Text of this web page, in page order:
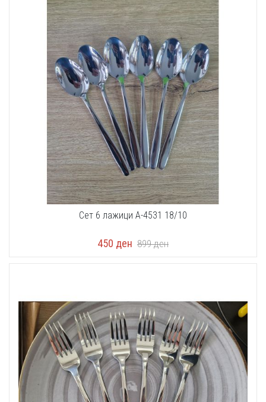
Сет 6 лажици A-4531 18/10
450 ден 899ден